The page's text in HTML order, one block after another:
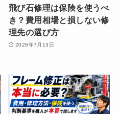
飛び石修理は保険を使うべ
き？費用相場と損しない修
理先の選び方
2026年7月13日